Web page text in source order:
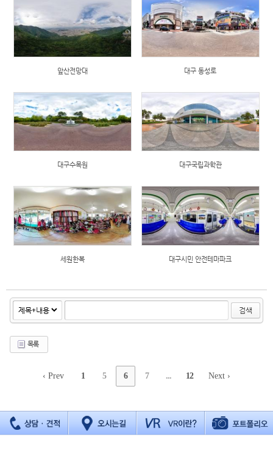
앞산전망대 대구 동성로
대구수목원 대구국립과학관
세원한복 대구시민 안전테마파크
검색
목록
‹ Prev 1 5 6 7 ... 12 Next ›